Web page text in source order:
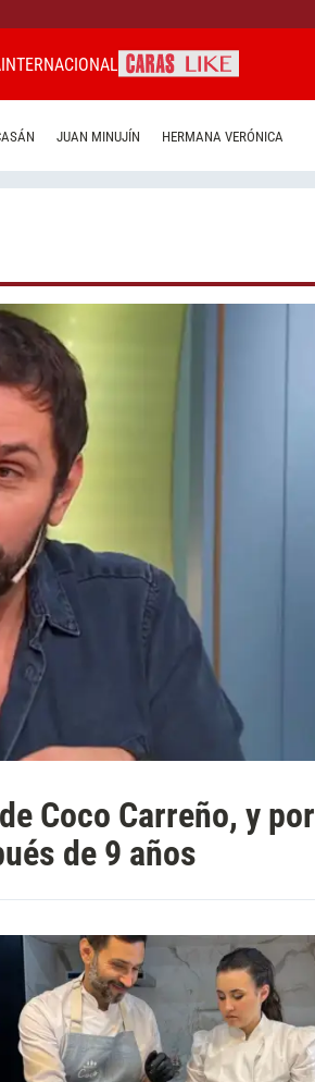
INTERNACIONAL
JUAN MINUJÍN HERMANA VERÓNICA
Coco Carreño, y por
de 9 años